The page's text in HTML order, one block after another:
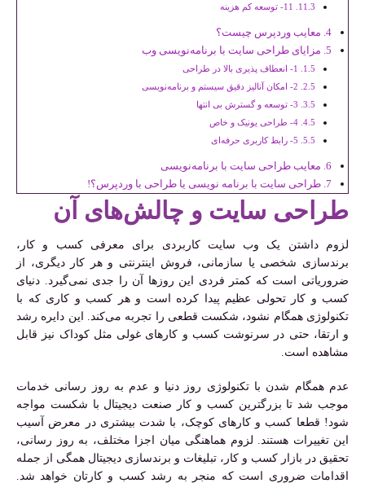
11- توسعه کم هزینه
معایب وردپرس چیست؟
مزایای طراحی سایت با برنامه‌نویسی وب
1- انعطاف پذیری بالا در طراحی
2- امکان آنالیز دقیق سیستم و برنامه‌نویسی
3- توسعه و گسترش بی انتها
4- طراحی یونیک و خاص
5- رابط کاربری حرفه‌ای
معایب طراحی سایت با برنامه‌نویسی
طراحی سایت با برنامه نویسی یا طراحی با وردپرس؟!
طراحی سایت و چالش‌های آن
لزوم داشتن یک وب سایت کاربردی برای معرفی کسب و کار،
برندسازی شخصی یا سازمانی، فروش اینترنتی و هر کار دیگری، از
ضروریاتی است که کمتر فردی این روزها آن را جدی نمی‌گیرد. دنیای
کسب و کار تحولی عظیم پیدا کرده است و هر کسب و کاری که با
تکنولوژی همگام نشود، شکست قطعی را تجربه می‌کند. این دایره رشد
و ارتقا، حتی در سرنوشت کسب و کارهای غولی مثل کوداک نیز قابل
مشاهده است.
عدم همگام شدن با تکنولوژی روز دنیا و عدم به روز رسانی خدمات
موجب شد تا بزرگترین کسب و کار صنعت دیجیتال با شکست مواجه
شود! قطعا کسب و کارهای کوچک، با شدت بیشتری در معرض آسیب
این تغییرات هستند. لزوم هماهنگی میان اجزا مختلف، به روز رسانی،
تحقیق در بازار کسب و کار، تبلیغات و برندسازی دیجیتال همگی از جمله
اقدامات ضروری است که منجر به رشد کسب و کارتان خواهد شد.